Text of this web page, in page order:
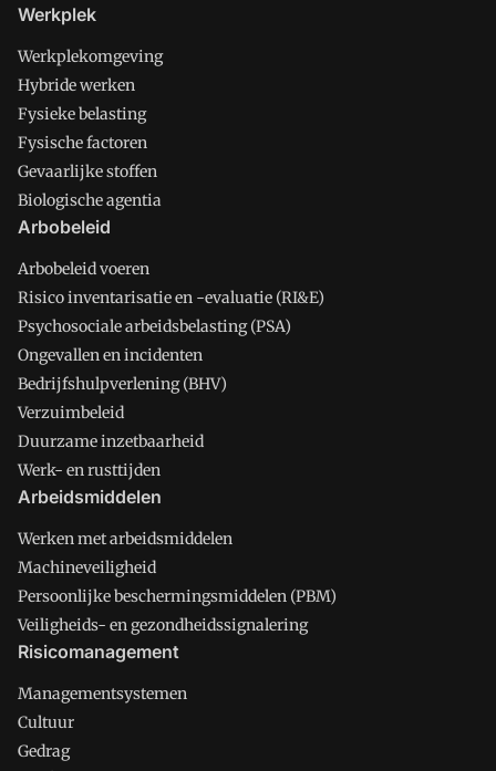
Werkplek
Werkplekomgeving
Hybride werken
Fysieke belasting
Fysische factoren
Gevaarlijke stoffen
Biologische agentia
Arbobeleid
Arbobeleid voeren
Risico inventarisatie en -evaluatie (RI&E)
Psychosociale arbeidsbelasting (PSA)
Ongevallen en incidenten
Bedrijfshulpverlening (BHV)
Verzuimbeleid
Duurzame inzetbaarheid
Werk- en rusttijden
Arbeidsmiddelen
Werken met arbeidsmiddelen
Machineveiligheid
Persoonlijke beschermingsmiddelen (PBM)
Veiligheids- en gezondheidssignalering
Risicomanagement
Managementsystemen
Cultuur
Gedrag